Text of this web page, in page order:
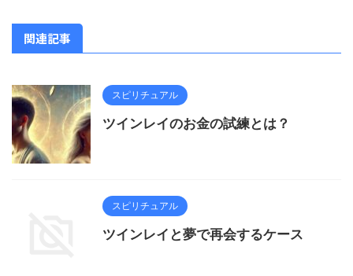
関連記事
スピリチュアル
ツインレイのお金の試練とは？
スピリチュアル
ツインレイと夢で再会するケース